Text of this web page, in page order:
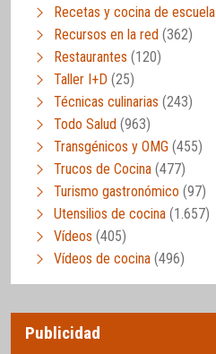
Recetas y cocina de escuela
Recursos en la red (362)
Restaurantes (120)
Taller I+D (25)
Técnicas culinarias (243)
Todo Salud (963)
Transgénicos y OMG (455)
Trucos de Cocina (477)
Turismo gastronómico (97)
Utensilios de cocina (1.657)
Vídeos (405)
Vídeos de cocina (496)
Publicidad